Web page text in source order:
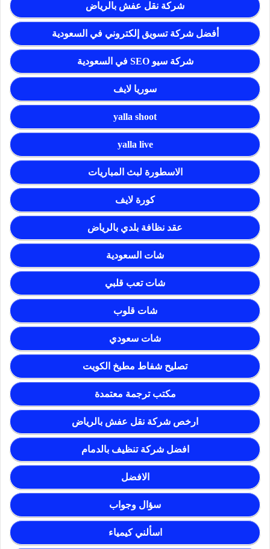
شركة نقل عفش بالرياض
أفضل شركة تسويق إلكتروني في السعودية
شركة سيو SEO في السعودية
سوريا لايف
yalla shoot
yalla live
الاسطورة لبث المباريات
كورة لايف
عقد نظافة بلدي بالرياض
شات السعودية
شات تعب قلبي
شات قلوب
شات سعودي
تصليح شفاط مطبخ الكويت
مكتب ترجمة معتمدة
ارخص شركة نقل عفش بالرياض
افضل شركة تنظيف بالدمام
الافضل
سؤال وجواب
اسألني كيمياء